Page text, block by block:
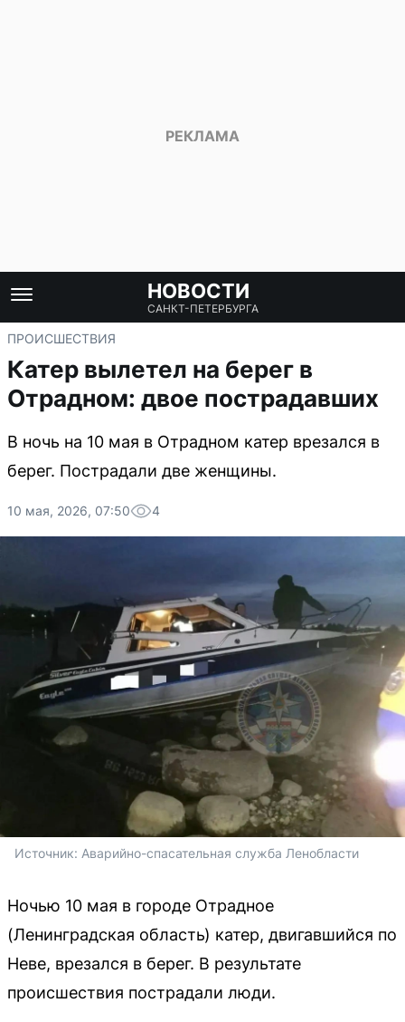
НОВОСТИ
САНКТ-ПЕТЕРБУРГА
ПРОИСШЕСТВИЯ
Катер вылетел на берег в
Отрадном: двое пострадавших
В ночь на 10 мая в Отрадном катер врезался в
берег. Пострадали две женщины.
10 мая, 2026, 07:50 4
Источник: Аварийно-спасательная служба Ленобласти
Ночью 10 мая в городе Отрадное
(Ленинградская область) катер, двигавшийся по
Неве, врезался в берег. В результате
происшествия пострадали люди.